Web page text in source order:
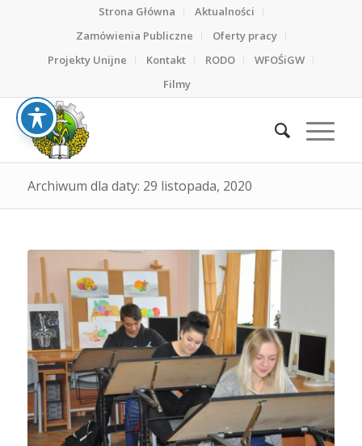
Strona Główna
Aktualności
Zamówienia Publiczne
Oferty pracy
Projekty Unijne
Kontakt RODO
WFOŚiGW
Filmy
Archiwum dla daty: 29 listopada, 2020